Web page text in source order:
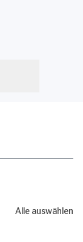
Alle auswählen